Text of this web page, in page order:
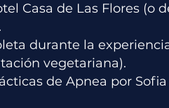
Casa de Las Flores (o
durante la
vegetariana).
de Apnea por Sofia